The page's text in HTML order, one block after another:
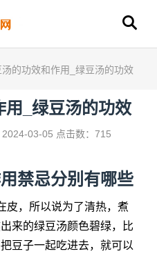
汤的功效和作用_绿豆汤的功效
_绿豆汤的功效
2024-03-05 点击数：715
禁忌分别有哪些
皮，所以说为了清热，煮
来的绿豆汤颜色碧绿，比
豆子一起吃进去，就可以